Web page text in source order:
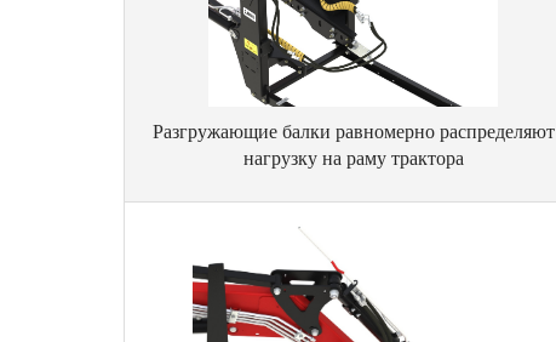
Разгружающие балки равномерно распределяют
нагрузку на раму трактора